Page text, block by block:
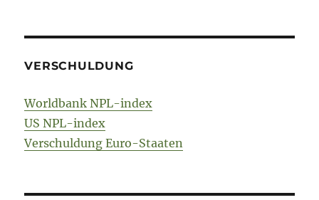
VERSCHULDUNG
Worldbank NPL-index
US NPL-index
Verschuldung Euro-Staaten